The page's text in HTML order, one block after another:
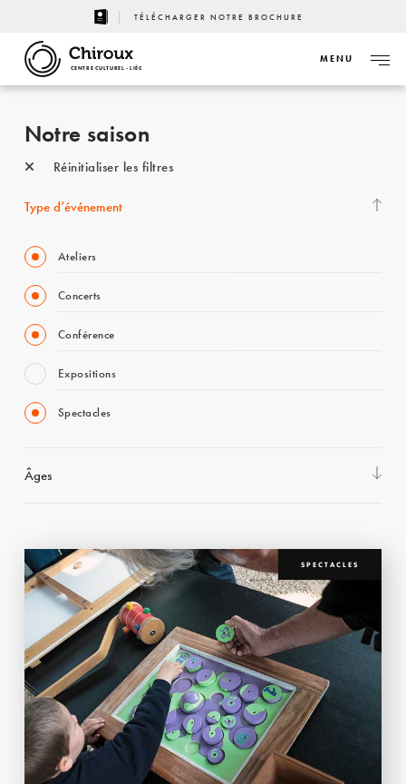
TÉLÉCHARGER NOTRE BROCHURE
CENTRE CULTUREL - LIÈGE
MENU
Notre saison
Réinitialiser les filtres
Type d’événement
Ateliers
Concerts
Conférence
Expositions
Spectacles
Âges
SPECTACLES